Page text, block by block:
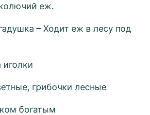
еж.
– Ходит еж в лесу под
иголки
грибочки лесные
богатым